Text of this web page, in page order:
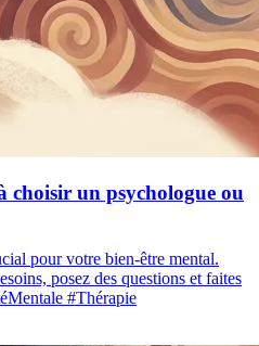
choisir un psychologue ou
pour votre bien-être mental.
posez des questions et faites
#Thérapie